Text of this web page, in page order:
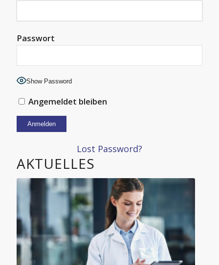
Passwort
Show Password
Angemeldet bleiben
Lost Password?
AKTUELLES